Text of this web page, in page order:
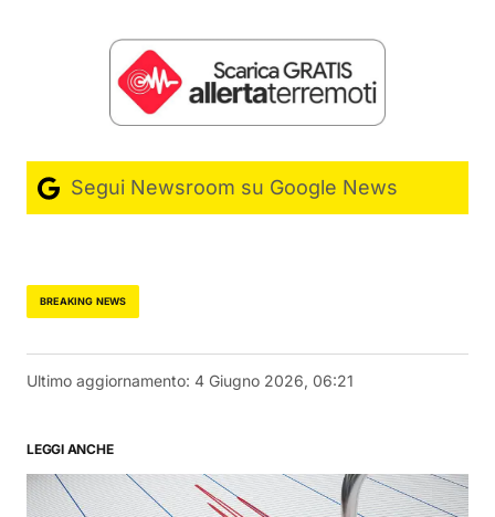
Segui Newsroom su Google News
BREAKING NEWS
Ultimo aggiornamento: 4 Giugno 2026, 06:21
LEGGI ANCHE